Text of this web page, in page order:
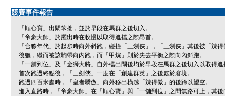
競賽事件報告
「順心寶」出閘笨拙，並於早段在馬群之後切入。
「帝豪大師」於躍出時在收慢以取得遮擋之際昂首。
「合夥年代」於起步時向外斜跑，碰撞「三劍俠」，「三劍俠」其後被「辣
後軀，繼而被該駒帶向內跑，而「甲烷」則於失去平衡之際向內斜跑。
「一舖到位」及「金獅大將」自外檔出閘後均於早段在馬群之後切入以取得遮
首次跑過終點後，「三劍俠」一度在「創建群英」之後處於窘境。
跑過四百米處時，「皇者驕傲」向外移出橫越「辣得傲」的後蹄以望空。
進入直路時，「帝豪大師」在「順心寶」與「一舖到位」之間無路可上，其